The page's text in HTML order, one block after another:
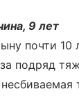
9 лет
почти 10
подряд